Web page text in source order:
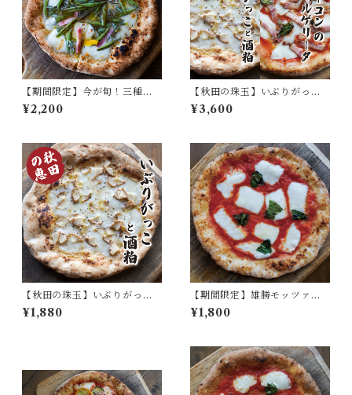
【期間限定】今が旬！三種町
産じゅんさいピッツァ
¥2,200
【秋田の珠玉】いぶりがっこ
と酒粕、極旨ベーコンのマル
ゲリータ食べ比べセット
¥3,600
【秋田の珠玉】いぶりがっこ
と酒粕
¥1,880
【期間限定】雄勝モッツァレ
ラのマルゲリータ
¥1,800